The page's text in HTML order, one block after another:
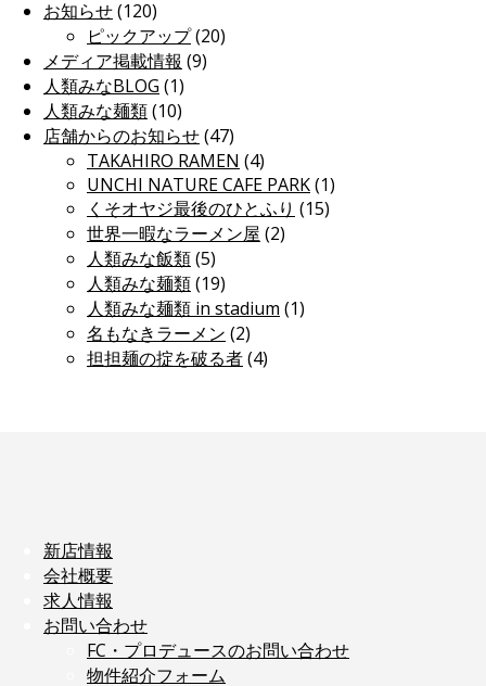
お知らせ(120)
ピックアップ(20)
メディア掲載情報 (9)
人類みなBLOG (1)
人類みな麺類(10)
店舗からのお知らせ(47)
TAKAHIRO RAMEN (4)
UNCHI NATURE CAFE PARK(1)
くそオヤジ最後のひとふり (15)
世界一暇なラーメン屋 (2)
人類みな飯類(5)
人類みな麺類(19)
人類みな麺類 in stadium (1)
名もなきラーメン (2)
担担麺の掟を破る者(4)
新店情報
会社概要
求人情報
お問い合わせ
FC・プロデュースのお問い合わせ
物件紹介フォーム